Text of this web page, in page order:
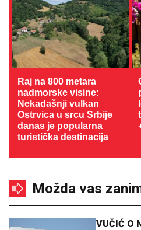
Raj na 800 metara
nadmorske visine:
Nekadašnji vulkan
Ostrvica u srcu Srbije
danas je popularna
turistička destinacija
Možda vas
VUČIĆ O